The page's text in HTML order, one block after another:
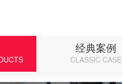
71
经典案例
CLASSIC CASE